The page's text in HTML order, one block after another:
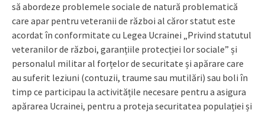
să abordeze problemele sociale de natură problematică
care apar pentru veteranii de război al căror statut este
acordat în conformitate cu Legea Ucrainei „Privind statutul
veteranilor de război, garanțiile protecției lor sociale” și
personalul militar al forțelor de securitate și apărare care
au suferit leziuni (contuzii, traume sau mutilări) sau boli în
timp ce participau la activitățile necesare pentru a asigura
apărarea Ucrainei, pentru a proteja securitatea populației și